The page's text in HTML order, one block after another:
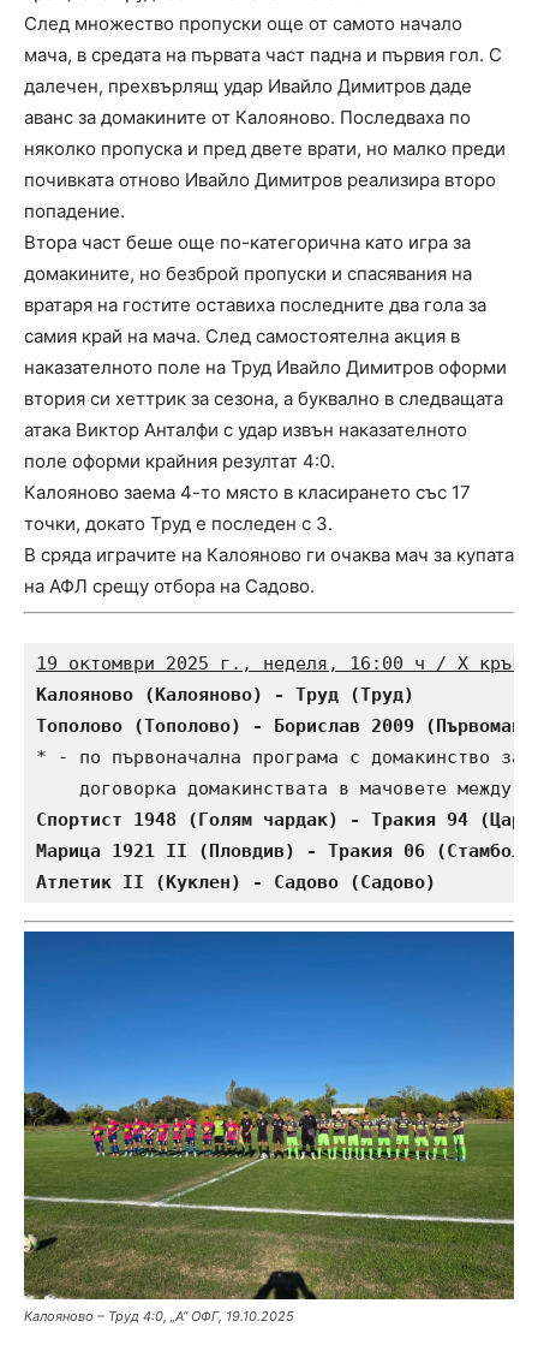
След множество пропуски още от самото начало
мача, в средата на първата част падна и първия гол. С
далечен, прехвърлящ удар Ивайло Димитров даде
аванс за домакините от Калояново. Последваха по
няколко пропуска и пред двете врати, но малко преди
почивката отново Ивайло Димитров реализира второ
попадение.
Втора част беше още по-категорична като игра за
домакините, но безброй пропуски и спасявания на
вратаря на гостите оставиха последните два гола за
самия край на мача. След самостоятелна акция в
наказателното поле на Труд Ивайло Димитров оформи
втория си хеттрик за сезона, а буквално в следващата
атака Виктор Анталфи с удар извън наказателното
поле оформи крайния резултат 4:0.
Калояново заема 4-то място в класирането със 17
точки, докато Труд е последен с 3.
В сряда играчите на Калояново ги очаква мач за купата
на АФЛ срещу отбора на Садово.
19 октомври 2025 г., неделя, 16:00 ч / X кръг:
Калояново (Калояново) - Труд (Труд)
Тополово (Тополово) - Борислав 2009
* - по първоначална програма с домакинство за
Спортист 1948 (Голям чардак) - Тракия 94
Марица 1921 II (Пловдив) - Тракия 06
Атлетик II (Куклен) - Садово (Садово)
Калояново – Труд 4:0, „А“ ОФГ, 19.10.2025